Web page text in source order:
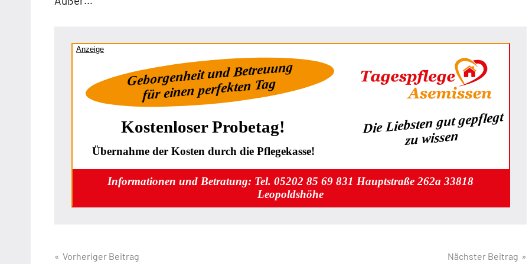
Anzeige
Geborgenheit und Betreuung
für einen perfekten Tag
Kostenloser Probetag!
Übernahme der Kosten durch die Pflegekasse!
Die Liebsten gut gepflegt
zu wissen
Informationen und Betratung: Tel. 05202 85 69 831 Hauptstraße 262a 33818
Leopoldshöhe
Beitragsnavigation
Vorheriger Beitrag Nächster Beitrag